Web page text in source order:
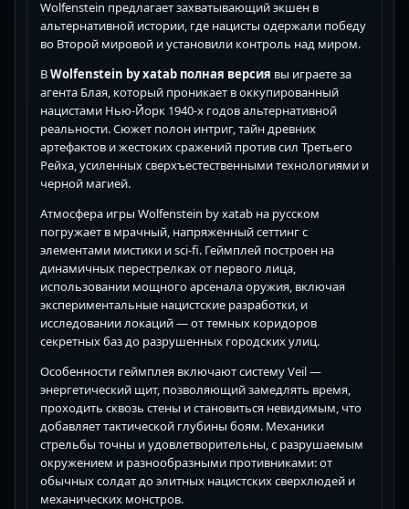
Wolfenstein предлагает захватывающий экшен в
альтернативной истории, где нацисты одержали победу
во Второй мировой и установили контроль над миром.
ВWolfenstein by xatab полная версия вы играете за
агента Блая, который проникает в оккупированный
нацистами Нью-Йорк 1940-х годов альтернативной
реальности. Сюжет полон интриг, тайн древних
артефактов и жестоких сражений против сил Третьего
Рейха, усиленных сверхъестественными технологиями и
черной магией.
Атмосфера игры Wolfenstein by xatab на русском
погружает в мрачный, напряженный сеттинг с
элементами мистики и sci-fi. Геймплей построен на
динамичных перестрелках от первого лица,
использовании мощного арсенала оружия, включая
экспериментальные нацистские разработки, и
исследовании локаций — от темных коридоров
секретных баз до разрушенных городских улиц.
Особенности геймплея включают систему Veil —
энергетический щит, позволяющий замедлять время,
проходить сквозь стены и становиться невидимым, что
добавляет тактической глубины боям. Механики
стрельбы точны и удовлетворительны, с разрушаемым
окружением и разнообразными противниками: от
обычных солдат до элитных нацистских сверхлюдей и
механических монстров.